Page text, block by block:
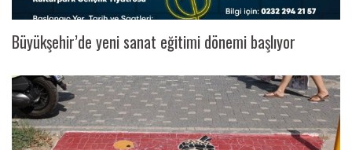
Büyükşehir’de yeni sanat eğitimi dönemi başlıyor